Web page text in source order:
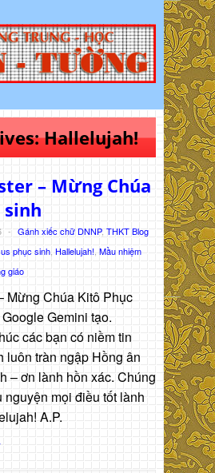
Hallelujah!
– Mừng Chúa
sinh
- Gánh xiếc chữ DNNP, THKT Blog
phục sinh Hallelujah! Mầu nhiệm
giáo
Mừng Chúa Kitô Phục
Gemini tạo.
các bạn có niềm tin
luôn tràn ngập Hồng ân
– ơn lành hồn xác. Chúng
nguyện mọi điều tốt lành
A.P.